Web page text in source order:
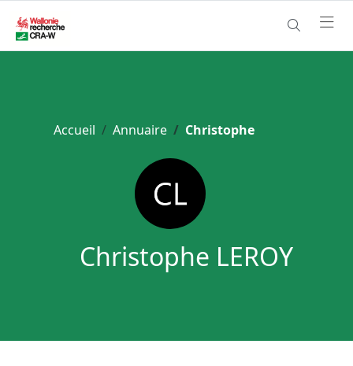
Accueil Annuaire Christophe
Christophe LEROY